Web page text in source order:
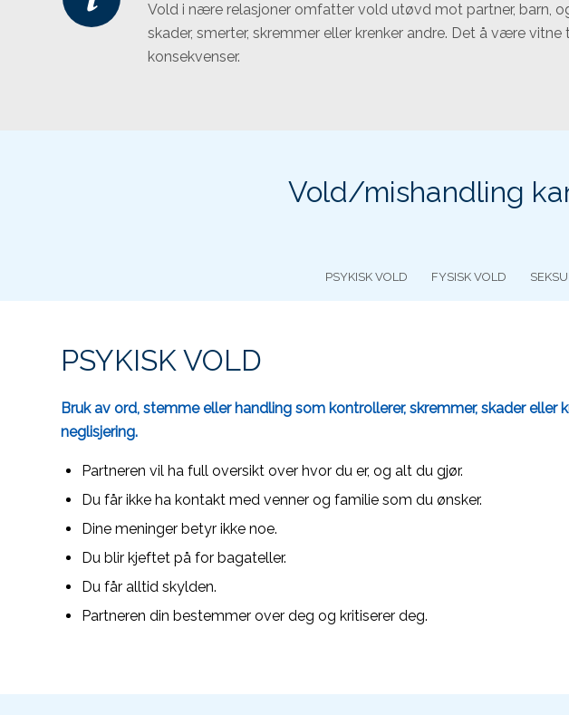
Vold i nære relasjoner omfatter vold utøvd mot partner, barn,
skader, smerter, skremmer eller krenker andre. Det å være
konsekvenser.
Vold/mishandling
PSYKISK VOLD FYSISK VOLD
PSYKISK VOLD
Bruk av ord, stemme eller handling som kontrollerer, skremmer, skader
neglisjering.
Partneren vil ha full oversikt over hvor du er, og alt du gjør.
Du får ikke ha kontakt med venner og familie som du ønsker.
Dine meninger betyr ikke noe.
Du blir kjeftet på for bagateller.
Du får alltid skylden.
Partneren din bestemmer over deg og kritiserer deg.